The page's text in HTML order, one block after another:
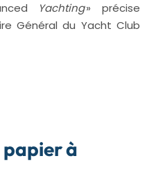
Yachting» précise
Général du Yacht Club
papier à